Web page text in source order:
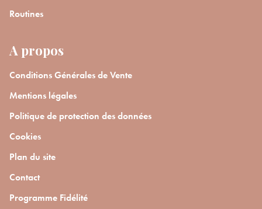
Routines
A propos
Conditions Générales de Vente
Mentions légales
Politique de protection des données
Cookies
Plan du site
Contact
Programme Fidélité